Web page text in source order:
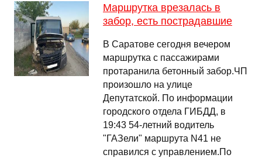
Маршрутка врезалась в
забор, есть пострадавшие
В Саратове сегодня вечером
маршрутка с пассажирами
протаранила бетонный забор.ЧП
произошло на улице
Депутатской. По информации
городского отдела ГИБДД, в
19:43 54-летний водитель
"ГАЗели" маршрута N41 не
справился с управлением.По